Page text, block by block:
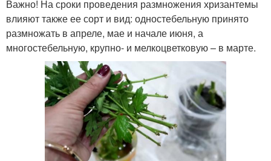
Важно! На сроки проведения размножения хризантемы
влияют также ее сорт и вид: одностебельную принято
размножать в апреле, мае и начале июня, а
многостебельную, крупно- и мелкоцветковую – в марте.